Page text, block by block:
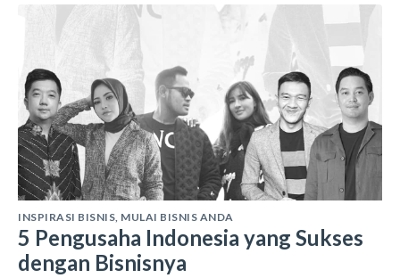
INSPIRASI BISNIS, MULAI BISNIS ANDA
5 Pengusaha Indonesia yang Sukses
dengan Bisnisnya